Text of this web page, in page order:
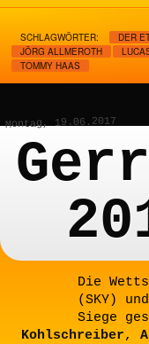
SCHLAGWÖRTER: DER
JÖRG ALLMEROTH
TOMMY HAAS
Montag, 19.06.2017
Die
(SKY) und
Siege
Kohlschreiber,